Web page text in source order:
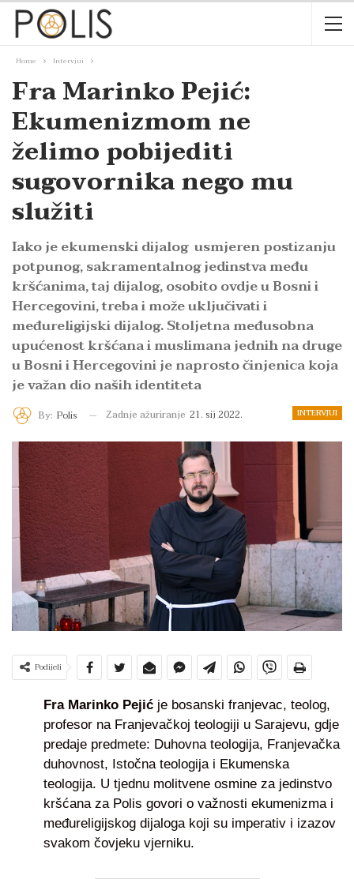
Home Intervjui
Fra Marinko Pejić:
Ekumenizmom ne
želimo pobijediti
sugovornika nego mu
služiti
Iako je ekumenski dijalog usmjeren postizanju
potpunog, sakramentalnog jedinstva među
kršćanima, taj dijalog, osobito ovdje u Bosni i
Hercegovini, treba i može uključivati i
međureligijski dijalog. Stoljetna međusobna
upućenost kršćana i muslimana jednih na druge
u Bosni i Hercegovini je naprosto činjenica koja
je važan dio naših identiteta
INTERVJUI
By: Polis Zadnje ažuriranje 21. sij 2022.
Podijeli
Fra Marinko Pejić je bosanski franjevac, teolog,
profesor na Franjevačkoj teologiji u Sarajevu, gdje
predaje predmete: Duhovna teologija, Franjevačka
duhovnost, Istočna teologija i Ekumenska
teologija. U tjednu molitvene osmine za jedinstvo
kršćana za Polis govori o važnosti ekumenizma i
međureligijskog dijaloga koji su imperativ i izazov
svakom čovjeku vjerniku.